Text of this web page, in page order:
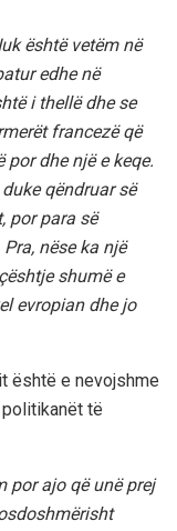
është vetëm në
edhe në
i thellë dhe se
francezë që
por dhe një e keqe.
qëndruar së
por para së
nëse ka një
shumë e
evropian dhe jo
është e nevojshme
të
por ajo që unë prej